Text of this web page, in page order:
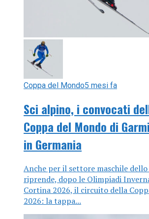
Coppa del Mondo5 mesi fa
Sci alpino, i convocati
Coppa del Mondo di
in Germania
Anche per il settore maschile
riprende, dopo le Olimpiadi
Cortina 2026, il circuito della
2026: la tappa...